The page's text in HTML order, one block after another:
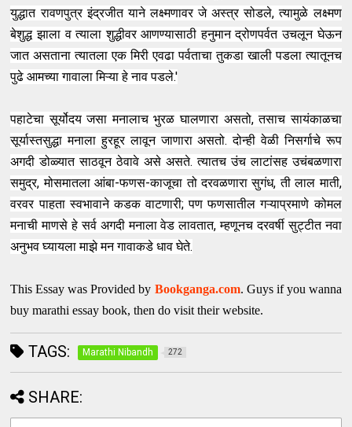
युद्धात रावणपुत्र इंद्रजीत याने लक्ष्मणावर जे अस्त्र सोडले, त्यामुळे लक्ष्मण
बेशुद्ध झाला व त्याला शुद्धीवर आणण्यासाठी हनुमान द्रोणपर्वत उचलून घेऊन
जात असताना त्यातला एक मिरी एवढा पर्वताचा तुकडा खाली पडला त्यातूनच
पुढे आमच्या गावाला मिऱ्या हे नाव पडले.'
पहाटेचा सूर्योदय जसा मनालाच भुरळ घालणारा असतो, तसाच सायंकाळचा
सूर्यास्तसुद्धा मनाला हुरहूर लावून जाणारा असतो. दोन्ही वेळी निसर्गाचे रूप
अगदी डोळ्यात साठवून ठेवावे असे असते. त्यातच उंच लाटांसह उचंबळणारा
समुद्र, मोसमातला आंबा-फणस-काजूचा तो दरवळणारा सुगंध, ती लाल माती,
वरवर पाहता स्वभावाने कडक वाटणारी; पण फणसातील गऱ्याप्रमाणे कोमल
मनाची माणसे हे सर्व अगदी मनाला वेड लावतात, म्हणूनच दरवर्षी सुट्टीत नवा
अनुभव घ्यायला माझे मन गावाकडे धाव घेते.
This Essay was Provided by Bookganga.com. Guys if you wanna
buy marathi essay book, then do visit their website.
TAGS: Marathi Nibandh 272
SHARE: